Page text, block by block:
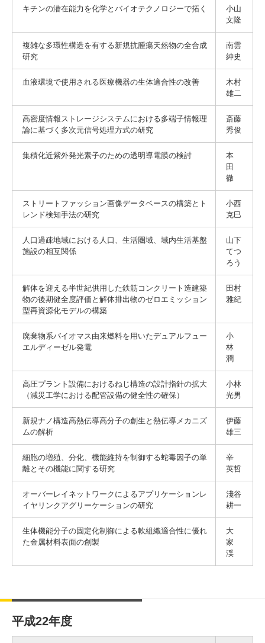
キチンの潜在能力を化学とバイオテクノロジーで拓く
小山
文隆
複雑な多環性構造を有する新規抗腫瘍天然物の全合成
研究
南雲
紳史
血液環境で使用される医療機器の生体適合性の改善
木村
雄二
高密度情報ストレージシステムにおける多端子情報理
論に基づく多次元信号処理方式の研究
斎藤
秀俊
集積化近紫外発光素子のための透明導電膜の検討
本
田
徹
ストリートファッション画像データベースの構築とト
レンド検知手法の研究
小西
克巳
人口過疎地域における人口、生活圏域、域内生活基盤
施設の相互関係
山下
てつ
ろう
解体を迎える半世紀供用した鉄筋コンクリート造建築
物の後期健全度評価と解体排出物のゼロエミッション
型再資源化モデルの構築
田村
雅紀
廃棄物系バイオマス由来燃料を用いたデュアルフュー
エルディーゼル発電
小
林
潤
高圧プラント設備におけるねじ構造の設計指針の拡大
（減災工学における配管設備の健全性の確保）
小林
光男
新規ナノ構造高熱伝導高分子の創生と熱伝導メカニズ
ムの解析
伊藤
雄三
細胞の増殖、分化、機能維持を制御する蛇毒因子の単
離とその機能に関する研究
辛
英哲
オーバーレイネットワークによるアプリケーションレ
イヤリンクアグリーケーションの研究
淺谷
耕一
生体機能分子の固定化制御による軟組織適合性に優れ
た金属材料表面の創製
大
家
渓
平成22年度